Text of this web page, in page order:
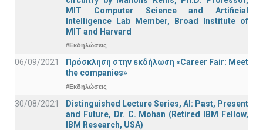
MIT Computer Science and Artificial
Intelligence Lab Member, Broad Institute of
MIT and Harvard
#Εκδηλώσεις
06/09/2021
Πρόσκληση στην εκδήλωση «Career Fair: Meet
the companies»
#Εκδηλώσεις
30/08/2021
Distinguished Lecture Series, ΑΙ: Past, Present
and Future, Dr. C. Mohan (Retired IBM Fellow,
IBM Research, USA)